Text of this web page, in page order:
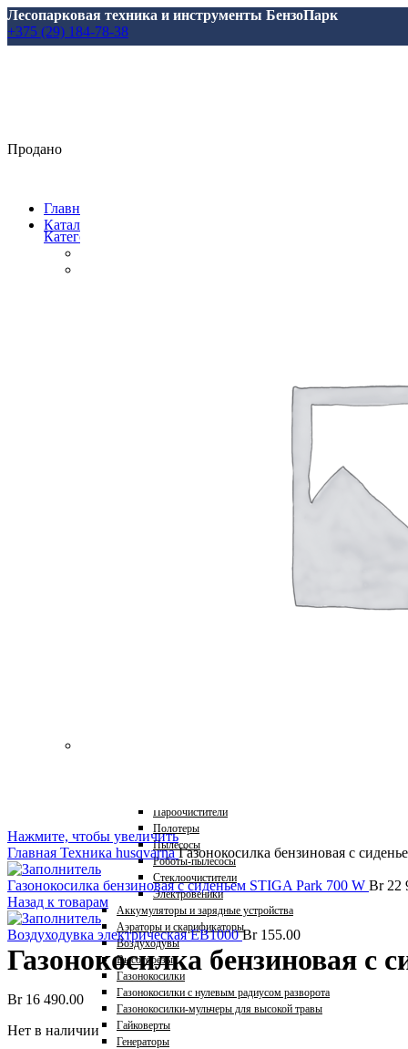
Лесопарковая техника и инструменты БензоПарк
+375 (29) 184-78-38
Главная
Каталог
Категории
для Мотоблоков и Культиваторов
Пароочистители
Полотеры
Пылесосы
Роботы-пылесосы
Стеклоочистители
Электровеники
Аккумуляторы и зарядные устройства
Аэраторы и скарификаторы
Воздуходувы
Высоторезы
Газонокосилки
Газонокосилки с нулевым радиусом разворота
Газонокосилки-мульчеры для высокой травы
Гайковерты
Генераторы
Продано
Нажмите, чтобы увеличить
Главная Техника husqvarnaГазонокосилка бензиновая с
Газонокосилка бензиновая с сиденьем STIGA Park 700 W Br22
Назад к товарам
Воздуходувка электрическая EB1000Br155.00
Газонокосилка бензиновая с
Br16 490.00
Нет в наличии